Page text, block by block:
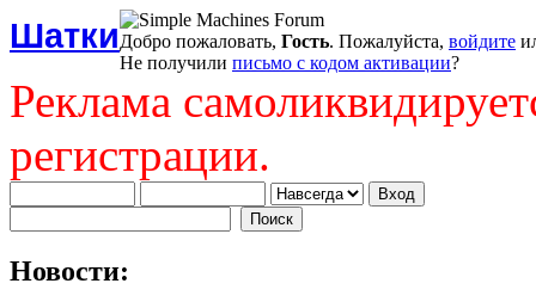
ШаткиДобро пожаловать, Гость. Пожалуйста, войдите
Не получили письмо с кодом активации?
Реклама
регистрации.
Новости: